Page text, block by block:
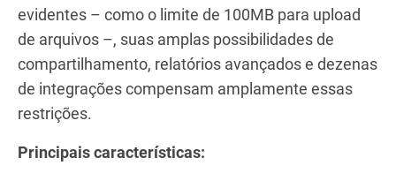
evidentes – como o limite de 100MB para upload
de arquivos –, suas amplas possibilidades de
compartilhamento, relatórios avançados e dezenas
de integrações compensam amplamente essas
restrições.
Principais características: